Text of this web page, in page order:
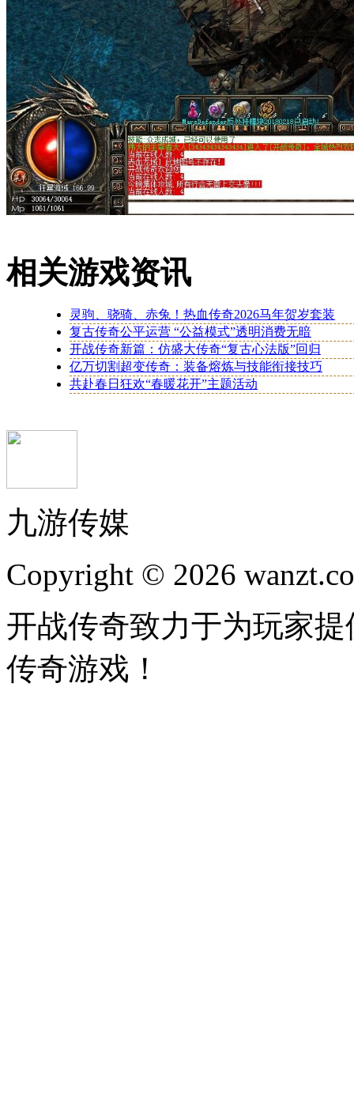
相关游戏资讯
灵驹、骁骑、赤兔！热血传奇2026马年贺岁套装
复古传奇公平运营 “公益模式”透明消费无暗
开战传奇新篇：仿盛大传奇“复古心法版”回归
亿万切割超变传奇：装备熔炼与技能衔接技巧
共赴春日狂欢“春暖花开”主题活动
九游传媒
Copyright © 2026
开战传奇致力于为玩家
传奇游戏！